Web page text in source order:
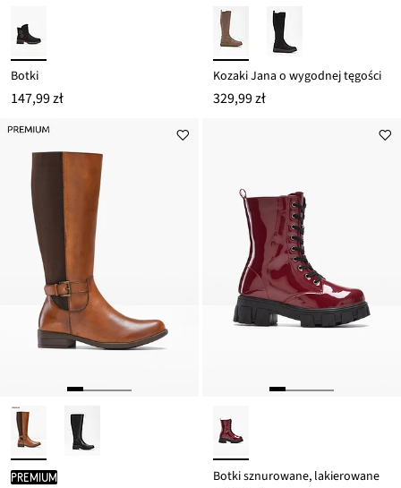
Botki
147,99 zł
Kozaki Jana o wygodnej tęgości
329,99 zł
PREMIUM Botki sznurowane, lakierowane